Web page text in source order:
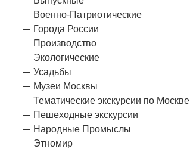
Военно-Патриотические
Города России
Производство
Экологические
Усадьбы
Музеи Москвы
Тематические экскурсии по Москве
Пешеходные экскурсии
Народные Промыслы
Этномир